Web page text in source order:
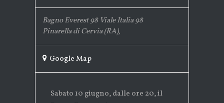
Bagno Everest 98 Viale Italia 98
Pinarella di Cervia (RA),
Google Map
Sabato 10 giugno, dalle ore 20, il